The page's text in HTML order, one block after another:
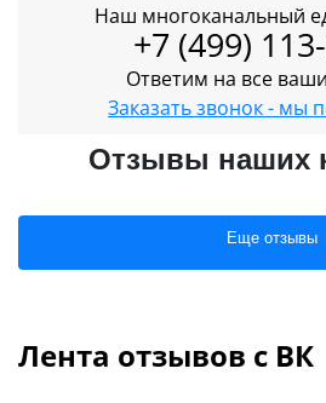
Наш многоканальный
+7 (499)
Ответим на все
Заказать звонок - мы
Отзывы наших
Еще отзывы
Лента отзывов с ВК